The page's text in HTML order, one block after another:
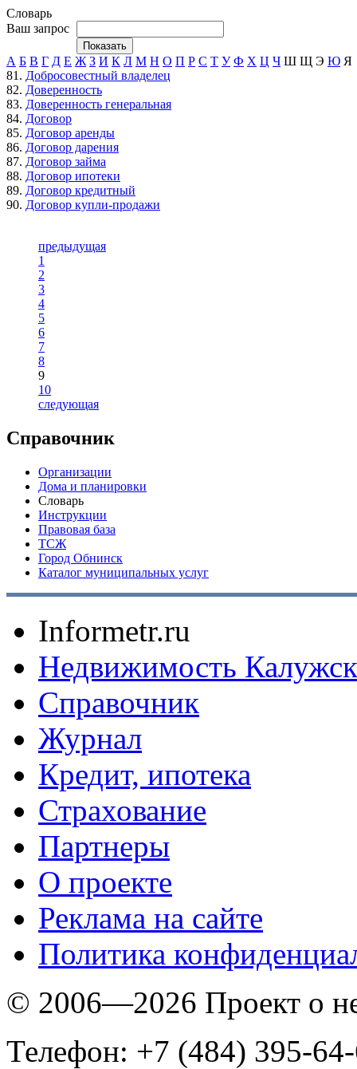
Словарь
Ваш запрос
А Б В Г Д Е Ж З И К Л М Н О П Р С Т У Ф Х Ц Ч Ш Щ Э Ю Я
81. Добросовестный владелец
82. Доверенность
83. Доверенность генеральная
84. Договор
85. Договор аренды
86. Договор дарения
87. Договор займа
88. Договор ипотеки
89. Договор кредитный
90. Договор купли-продажи
предыдущая
1
2
3
4
5
6
7
8
9
10
следующая
Справочник
Организации
Дома и планировки
Словарь
Инструкции
Правовая база
ТСЖ
Город Обнинск
Каталог муниципальных услуг
Informetr.ru
Недвижимость
Справочник
Журнал
Кредит, ипотека
Страхование
Партнеры
O проекте
Реклама на сайте
Политика
© 2006—2026 Проект о
Телефон: +7 (484) 395-